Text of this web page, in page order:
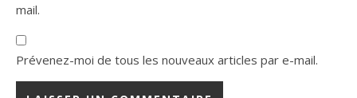
mail.
Prévenez-moi de tous les nouveaux articles par e-mail.